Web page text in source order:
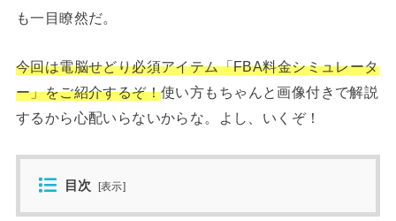
も一目瞭然だ。
今回は電脳せどり必須アイテム「FBA料金シミュレータ
ー」をご紹介するぞ！使い方もちゃんと画像付きで解説
するから心配いらないからな。よし、いくぞ！
目次 [表示]